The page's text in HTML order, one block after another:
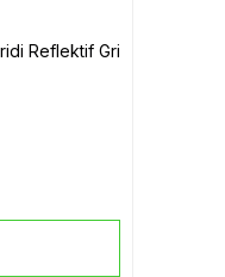
Reflektif Gri